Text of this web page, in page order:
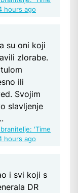
hours ago
su oni koji
zlorabe.
ili
Svojim
slavljenje
'Time
hours ago
i svi koji s
DR